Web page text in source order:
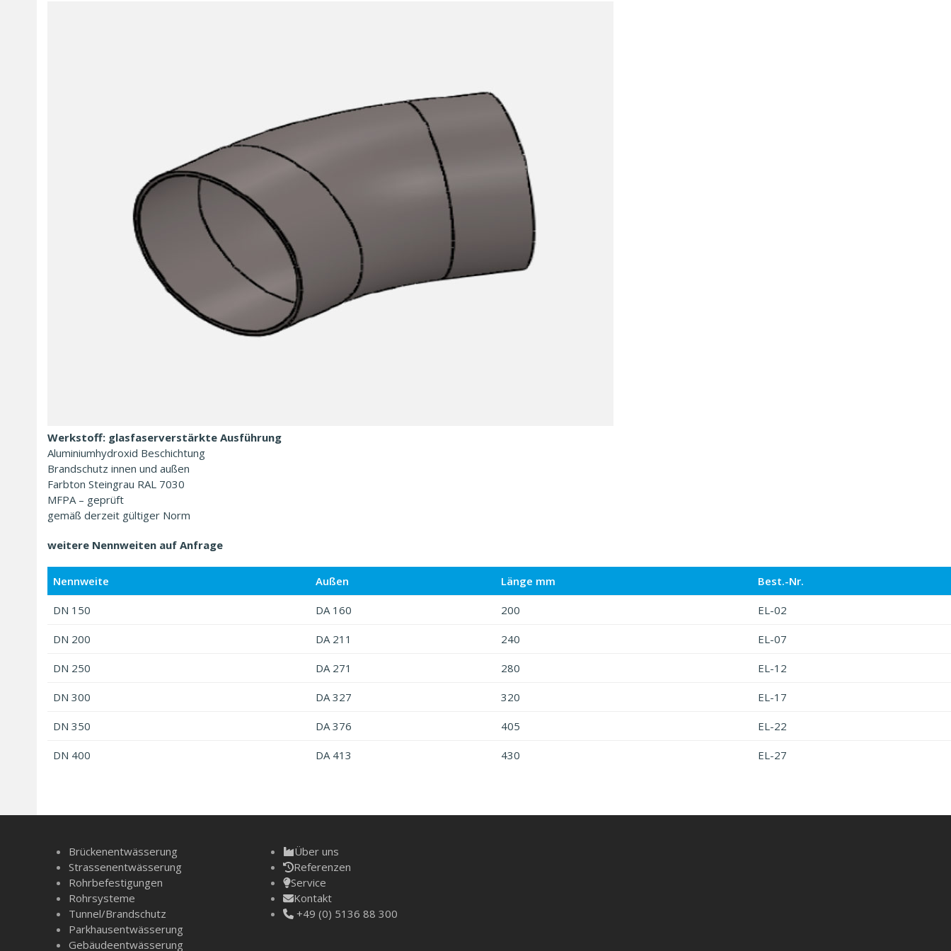
Werkstoff: glasfaserverstärkte Ausführung
Aluminiumhydroxid Beschichtung
Brandschutz innen und außen
Farbton Steingrau RAL 7030
MFPA – geprüft
gemäß derzeit gültiger Norm
weitere Nennweiten auf Anfrage
Nennweite Außen Länge mm Best.-Nr.
DN 150 DA 160 200 EL-02
DN 200 DA 211 240 EL-07
DN 250 DA 271 280 EL-12
DN 300 DA 327 320 EL-17
DN 350 DA 376 405 EL-22
DN 400 DA 413 430 EL-27
Brückenentwässerung
Strassenentwässerung
Rohrbefestigungen
Rohrsysteme
Tunnel/­Brandschutz
Parkhausentwässerung
Gebäudeentwässerung
Über uns
Referenzen
Service
Kontakt
+49 (0) 5136 88 300